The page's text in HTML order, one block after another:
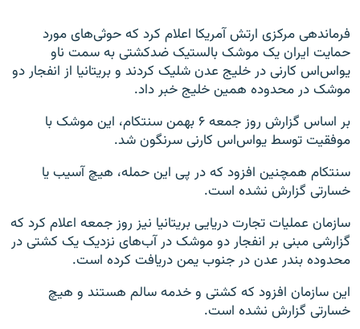
فرماندهی مرکزی ارتش آمریکا اعلام کرد که حوثی‌های مورد
حمایت ایران یک موشک بالستیک ضدکشتی به سمت ناو
یواس‌اس کارنی در خلیج عدن شلیک کردند و بریتانیا از انفجار دو
موشک در محدوده همین خلیج خبر داد.
بر اساس گزارش روز جمعه ۶ بهمن سنتکام، این موشک با
موفقیت توسط یواس‌اس کارنی سرنگون شد.
سنتکام همچنین افزود که در پی این حمله، هیچ آسیب یا
خسارتی گزارش نشده است.
سازمان عملیات تجارت دریایی بریتانیا نیز روز جمعه اعلام کرد که
گزارشی مبنی بر انفجار دو موشک در آب‌های نزدیک یک کشتی در
محدوده بندر عدن در جنوب یمن دریافت کرده است.
این سازمان افزود که کشتی و خدمه سالم هستند و هیچ
خسارتی گزارش نشده است.